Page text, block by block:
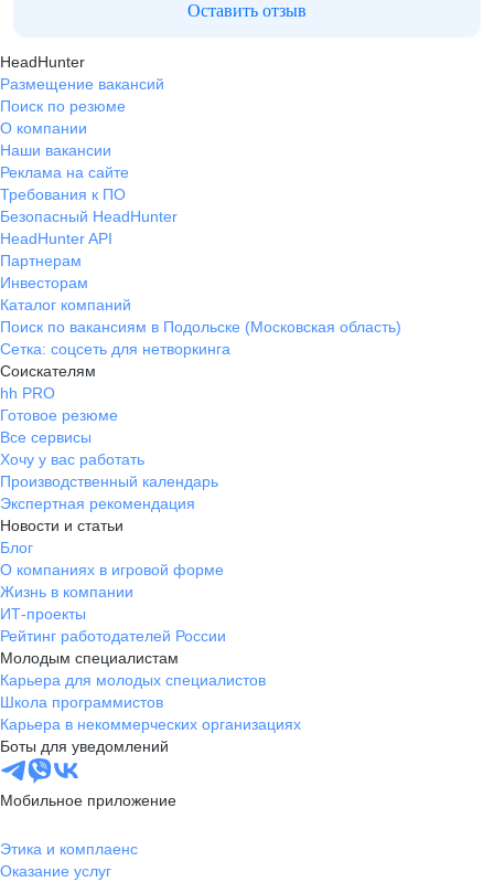
Оставить отзыв
HeadHunter
Размещение вакансий
Поиск по резюме
О компании
Наши вакансии
Реклама на сайте
Требования к ПО
Безопасный HeadHunter
HeadHunter API
Партнерам
Инвесторам
Каталог компаний
Поиск по вакансиям в Подольске (Московская область)
Сетка: соцсеть для нетворкинга
Соискателям
hh PRO
Готовое резюме
Все сервисы
Хочу у вас работать
Производственный календарь
Экспертная рекомендация
Новости и статьи
Блог
О компаниях в игровой форме
Жизнь в компании
ИТ-проекты
Рейтинг работодателей России
Молодым специалистам
Карьера для молодых специалистов
Школа программистов
Карьера в некоммерческих организациях
Боты для уведомлений
Мобильное приложение
Этика и комплаенс
Оказание услуг